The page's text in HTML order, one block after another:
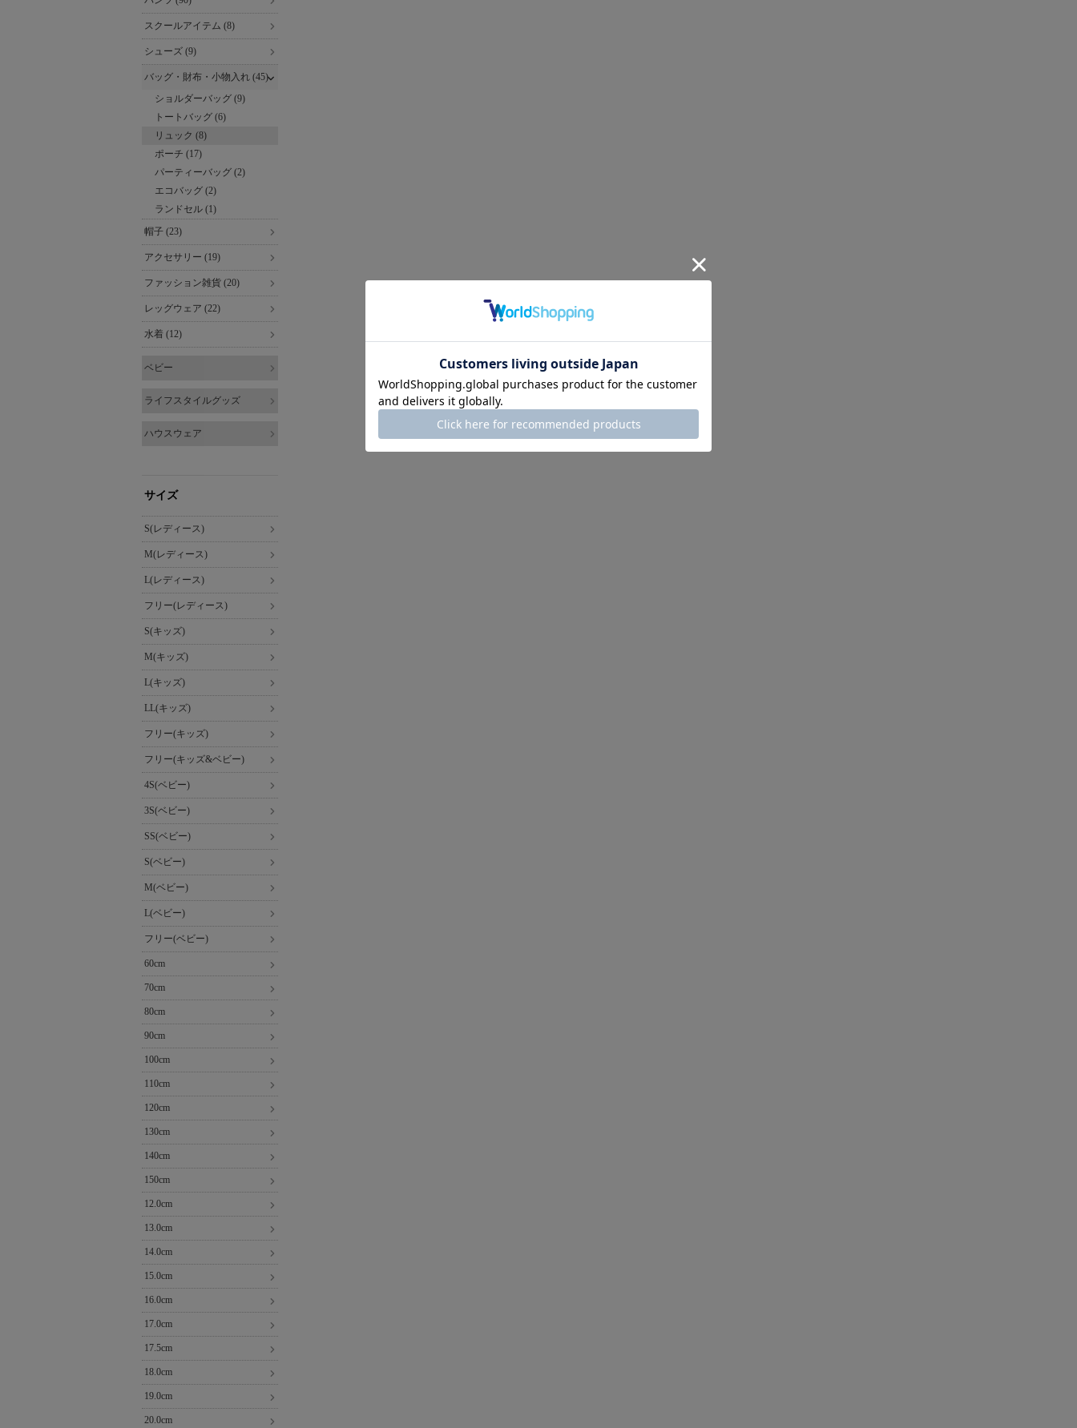
スクールアイテム (8)
シューズ (9)
バッグ・財布・小物入れ (45)
ショルダーバッグ (9)
トートバッグ (6)
リュック (8)
ポーチ (17)
パーティーバッグ (2)
エコバッグ (2)
ランドセル (1)
帽子 (23)
アクセサリー (19)
ファッション雑貨 (20)
レッグウェア (22)
水着 (12)
ベビー
ライフスタイルグッズ
ハウスウェア
サイズ
S(レディース)
M(レディース)
L(レディース)
フリー(レディース)
S(キッズ)
M(キッズ)
L(キッズ)
LL(キッズ)
フリー(キッズ)
フリー(キッズ&ベビー)
4S(ベビー)
3S(ベビー)
SS(ベビー)
S(ベビー)
M(ベビー)
L(ベビー)
フリー(ベビー)
60cm
70cm
80cm
90cm
100cm
110cm
120cm
130cm
140cm
150cm
12.0cm
13.0cm
14.0cm
15.0cm
16.0cm
17.0cm
17.5cm
18.0cm
19.0cm
20.0cm